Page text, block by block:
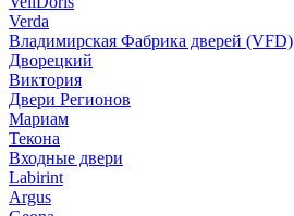
Verda
Владимирская Фабрика дверей (VFD)
Дворецкий
Виктория
Двери Регионов
Мариам
Текона
Входные двери
Labirint
Argus